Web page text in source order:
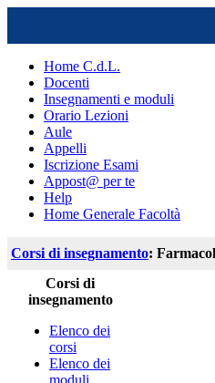
Home C.d.L.
Docenti
Insegnamenti e moduli
Orario Lezioni
Aule
Appelli
Iscrizione Esami
Appost@ per te
Help
Home Generale Facoltà
Corsi di insegnamento:
Corsi di
insegnamento
Elenco dei
corsi
Elenco dei
moduli